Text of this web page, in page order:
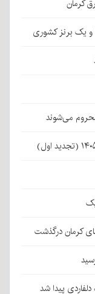
کرمان
یک برنز کشوری
می‌شوند
کرمان درگذشت